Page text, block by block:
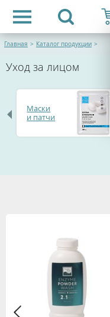
Главная > Каталог продукции >
Уход за лицом
Маски
и патчи